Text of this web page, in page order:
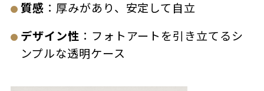
質感 ：厚みがあり、安定して自立
デザイン性 ：フォトアートを引き立てるシ
ンプルな透明ケース